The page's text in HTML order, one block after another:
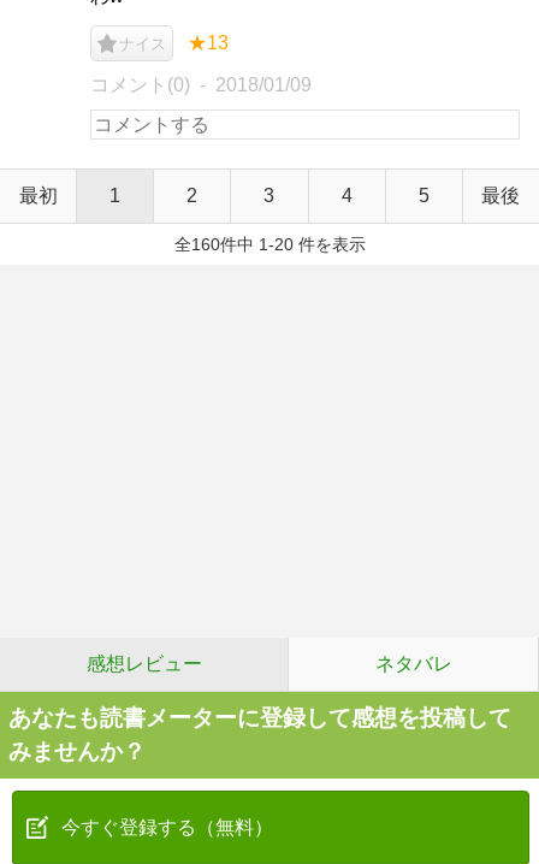
ナイス ★13
コメント(0) 2018/01/09
最初 1 2 3 4 5 最後
全160件中 1-20 件を表示
感想レビュー ネタバレ
あなたも読書メーターに登録して感想を投稿して
みませんか？
今すぐ登録する（無料）